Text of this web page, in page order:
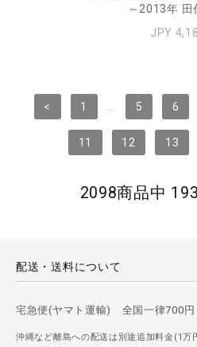
～2013年 田
JPY
< 1 5 6
11 12 13
2098商品中
配送・送料について
宅急便(ヤマト運輸) 全国一律700円
沖縄など離島への配送は別途追加料金(1万